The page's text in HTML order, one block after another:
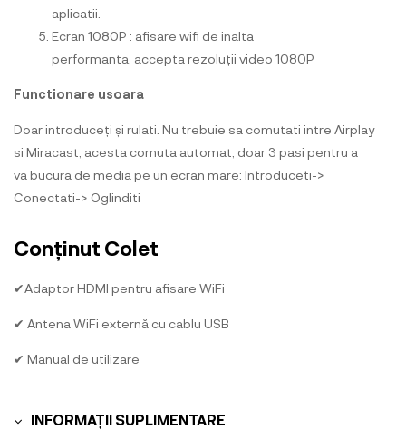
aplicatii.
Ecran 1080P : afisare wifi de inalta
performanta, accepta rezoluții video 1080P
Functionare usoara
Doar introduceți și rulati. Nu trebuie sa comutati intre Airplay
si Miracast, acesta comuta automat, doar 3 pasi pentru a
va bucura de media pe un ecran mare: Introduceti->
Conectati-> Oglinditi
Conținut Colet
✔Adaptor HDMI pentru afisare WiFi
✔ Antena WiFi externă cu cablu USB
✔ Manual de utilizare
INFORMAȚII SUPLIMENTARE